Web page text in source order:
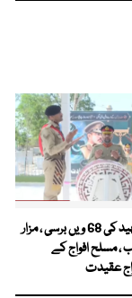
میجر طفیل شہید کی 68 ویں برسی ، مزار
، مسلح افواج کے
عقیدت